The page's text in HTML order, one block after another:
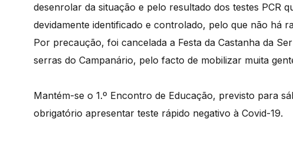
desenrolar da situação e pelo resultado dos testes PCR
devidamente identificado e controlado, pelo que não há
Por precaução, foi cancelada a Festa da Castanha da
serras do Campanário, pelo facto de mobilizar muita
Mantém-se o 1.º Encontro de Educação, previsto para
obrigatório apresentar teste rápido negativo à Covid-19.